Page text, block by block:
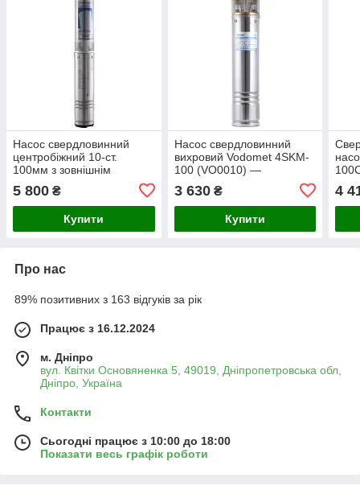
Насос свердловинний
центробіжний 10-ст.
100мм з зовнішнім
Grandfar 4SRm2/10 + 40
(GF1131)
5 800 ₴
Купити
Насос свердловинний
вихровий Vodomet 4SKM-
100 (VO0010) —
електронасос для чистої
води
3 630₴
Купити
4
Про нас
89% позитивних з 163 відгуків за рік
Працює з 16.12.2024
м. Дніпро
вул. Квітки Основяненка 5, 49019, Дніпропетровська обл,
Дніпро, Україна
Контакти
Сьогодні працює з 10:00 до 18:00
Показати весь графік роботи